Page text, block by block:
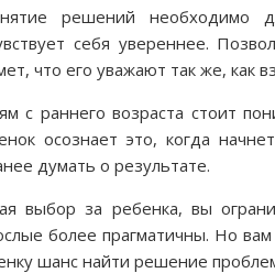
решений необходимо
себя увереннее.
что его уважают так же, как
с раннего возраста стоит
осознает это, когда
думать о результате.
выбор за ребенка, вы
более прагматичны. Но
шанс найти решение